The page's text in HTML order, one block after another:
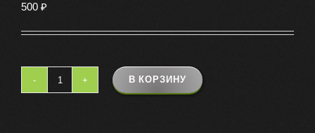
500 ₽
Количество
В КОРЗИНУ